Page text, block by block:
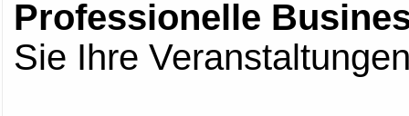
Professionelle
Sie Ihre